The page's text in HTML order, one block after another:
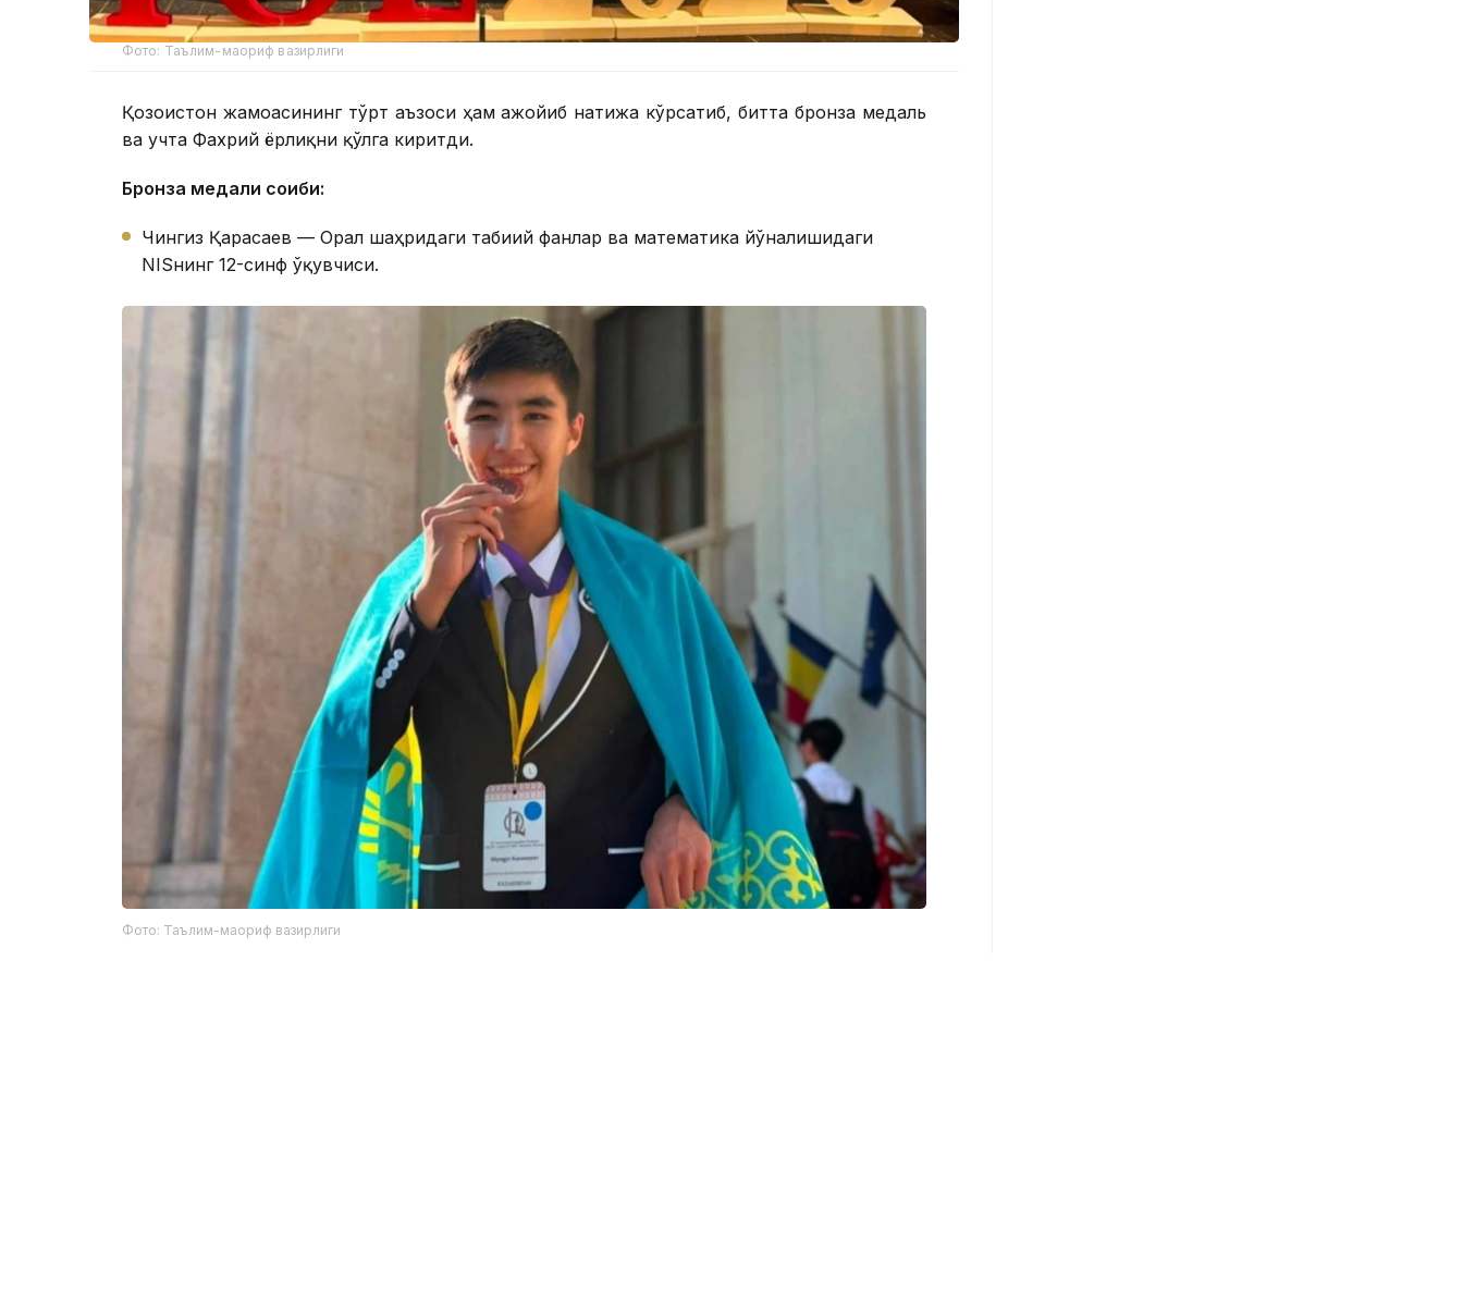
Фото: Таълим-маориф вазирлиги
Қозоғистон жамоасининг тўрт аъзоси ҳам ажойиб натижа кўрсатиб, битта бронза медаль
ва учта Фахрий ёрлиқни қўлга киритди.
Бронза медали соҳиби:
Чингиз Қарасаев — Орал шаҳридаги табиий фанлар ва математика йўналишидаги
NISнинг 12-синф ўқувчиси.
Фото: Таълим-маориф вазирлиги